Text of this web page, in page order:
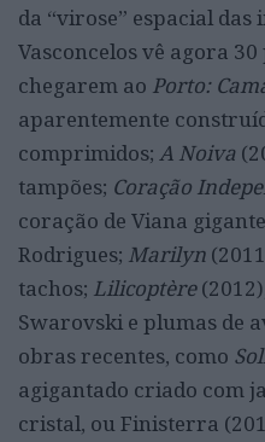
da “virose” espacial das
Vasconcelos vê agora
chegarem ao Porto:
aparentemente
comprimidos; A Noiva
tampões; Coração
coração de Viana
Rodrigues; Marilyn
tachos; Lilicoptère
Swarovski e plumas de
obras recentes, como
agigantado criado com
cristal, ou Finisterra